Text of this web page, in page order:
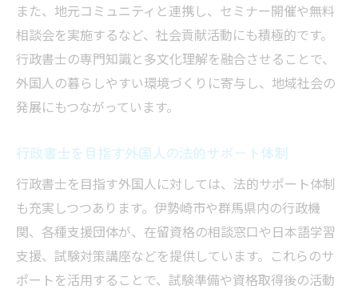
また、地元コミュニティと連携し、セミナー開催や無料
相談会を実施するなど、社会貢献活動にも積極的です。
行政書士の専門知識と多文化理解を融合させることで、
外国人の暮らしやすい環境づくりに寄与し、地域社会の
発展にもつながっています。
行政書士を目指す外国人の法的サポート体制
行政書士を目指す外国人に対しては、法的サポート体制
も充実しつつあります。伊勢崎市や群馬県内の行政機
関、各種支援団体が、在留資格の相談窓口や日本語学習
支援、試験対策講座などを提供しています。これらのサ
ポートを活用することで、試験準備や資格取得後の活動